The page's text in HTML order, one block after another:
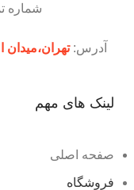
شماره
آدرس:
لینک های مهم
صفحه اصلی
فروشگاه